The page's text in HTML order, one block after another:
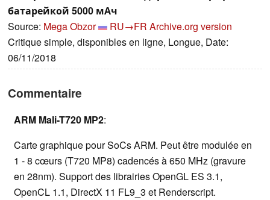
батарейкой 5000 мАч
Source: Mega Obzor RU→FR Archive.org version
Critique simple, disponibles en ligne, Longue, Date:
06/11/2018
Commentaire
ARM Mali-T720 MP2:
Carte graphique pour SoCs ARM. Peut être modulée en
1 - 8 cœurs (T720 MP8) cadencés à 650 MHz (gravure
en 28nm). Support des librairies OpenGL ES 3.1,
OpenCL 1.1, DirectX 11 FL9_3 et Renderscript.